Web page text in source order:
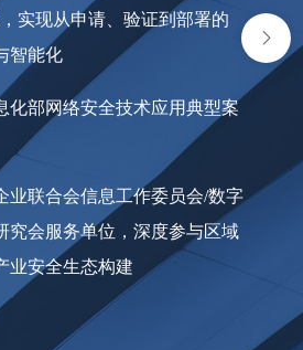
实现从申请、验证到部署的
智能化
化部网络安全技术应用典型案
业联合会信息工作委员会/数字
究会服务单位，深度参与区域
业安全生态构建